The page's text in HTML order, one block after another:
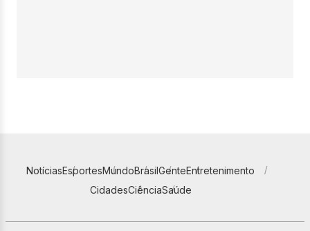
NotíciasEsportesMundoBrasilGenteEntretenimento
CidadesCiênciaSaúde